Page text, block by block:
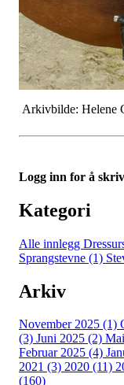
Arkivbilde: Helene
Logg inn for å
Kategori
Alle innlegg
Sprangstevne (1)
Arkiv
November 2025 (1)
(3) Juni 2025 (2)
Februar 2025 (4)
2021 (3) 2020 (11)
(160)